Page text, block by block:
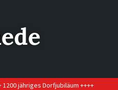
1200 jähriges Dorfjubiläum ++++